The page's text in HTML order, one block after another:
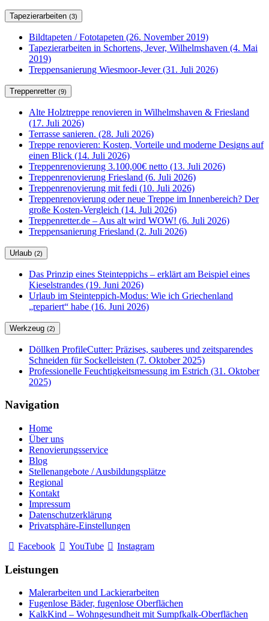
Tapezierarbeiten (3)
Bildtapeten / Fototapeten (26. November 2019)
Tapezierarbeiten in Schortens, Jever, Wilhelmshaven (4. Mai
2019)
Treppensanierung Wiesmoor-Jever (31. Juli 2026)
Treppenretter (9)
Alte Holztreppe renovieren in Wilhelmshaven & Friesland
(17. Juli 2026)
Terrasse sanieren. (28. Juli 2026)
Treppe renovieren: Kosten, Vorteile und moderne Designs auf
einen Blick (14. Juli 2026)
Treppenrenovierung 3.100,00€ netto (13. Juli 2026)
Treppenrenovierung Friesland (6. Juli 2026)
Treppenrenovierung mit fedi (10. Juli 2026)
Treppenrenovierung oder neue Treppe im Innenbereich? Der
große Kosten-Vergleich (14. Juli 2026)
Treppenretter.de – Aus alt wird WOW! (6. Juli 2026)
Treppensanierung Friesland (2. Juli 2026)
Urlaub (2)
Das Prinzip eines Steinteppichs – erklärt am Beispiel eines
Kieselstrandes (19. Juni 2026)
Urlaub im Steinteppich-Modus: Wie ich Griechenland
„repariert“ habe (16. Juni 2026)
Werkzeug (2)
Döllken ProfileCutter: Präzises, sauberes und zeitsparendes
Schneiden für Sockelleisten (7. Oktober 2025)
Professionelle Feuchtigkeitsmessung im Estrich (31. Oktober
2025)
Navigation
Home
Über uns
Renovierungsservice
Blog
Stellenangebote / Ausbildungsplätze
Regional
Kontakt
Impressum
Datenschutzerklärung
Privatsphäre-Einstellungen
Facebook
YouTube Instagram
Leistungen
Malerarbeiten und Lackierarbeiten
Fugenlose Bäder, fugenlose Oberflächen
KalkKind – Wohngesundheit mit Sumpfkalk-Oberflächen